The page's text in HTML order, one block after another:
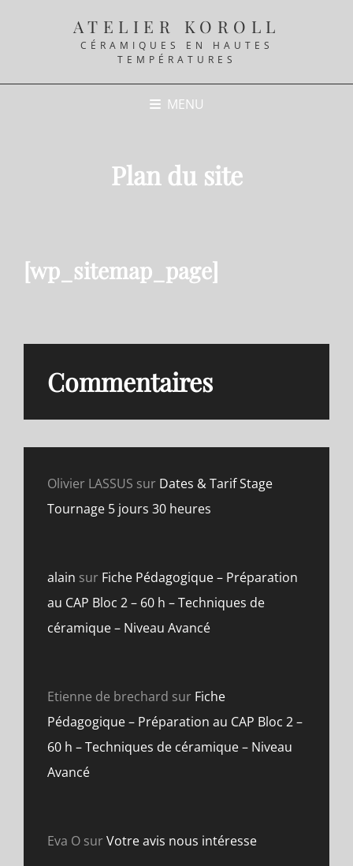
ATELIER KOROLL
CÉRAMIQUES EN HAUTES
TEMPÉRATURES
MENU
Plan du site
[wp_sitemap_page]
Commentaires
Olivier LASSUS sur Dates & Tarif Stage
Tournage 5 jours 30 heures
alain sur Fiche Pédagogique – Préparation
au CAP Bloc 2 – 60 h – Techniques de
céramique – Niveau Avancé
Etienne de brechard sur Fiche
Pédagogique – Préparation au CAP Bloc 2 –
60 h – Techniques de céramique – Niveau
Avancé
Eva O surVotre avis nous intéresse